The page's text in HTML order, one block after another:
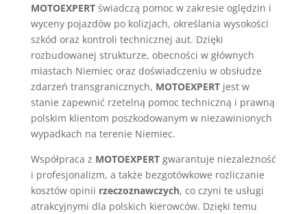
MOTOEXPERTświadczą pomoc w zakresie oględzin i
wyceny pojazdów po kolizjach, określania wysokości
szkód oraz kontroli technicznej aut. Dzięki
rozbudowanej strukturze, obecności w głównych
miastach Niemiec oraz doświadczeniu w obsłudze
zdarzeń transgranicznych, MOTOEXPERTjest w
stanie zapewnić rzetelną pomoc techniczną i prawną
polskim klientom poszkodowanym w niezawinionych
wypadkach na terenie Niemiec.
Współpraca z MOTOEXPERTgwarantuje niezależność
i profesjonalizm, a także bezgotówkowe rozliczanie
kosztów opinii rzeczoznawczych, co czyni te usługi
atrakcyjnymi dla polskich kierowców. Dzięki temu